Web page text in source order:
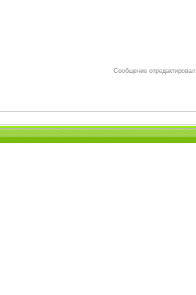
Сообщение отредактировал